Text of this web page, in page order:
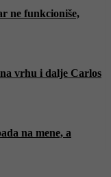
ne funkcioniše,
vrhu i dalje Carlos
na mene, a